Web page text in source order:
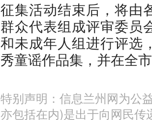
征集活动结束后，将由
群众代表组成评审委员
和未成年人组进行评选
秀童谣作品集，并在全
特别声明：信息兰州网为公
亦包括在内)是出于向网民